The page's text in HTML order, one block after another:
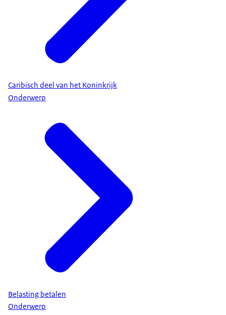
Caribisch deel van het Koninkrijk
Onderwerp
Belasting betalen
Onderwerp